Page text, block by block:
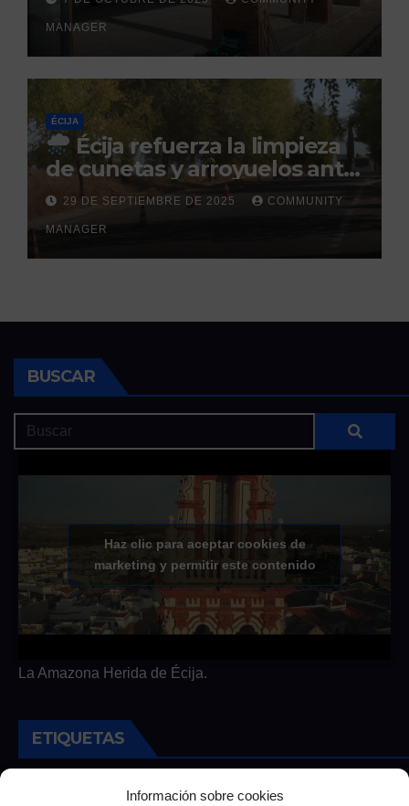
Información sobre cookies
prevista para finales de 2025
MANAGER
ÉCIJA
Écija refuerza la limpieza
de cunetas y arroyuelos ante
la llegada de las lluvias
otoñales
29 DE SEPTIEMBRE DE 2025 COMMUNITY
MANAGER
BUSCAR
Haz clic para aceptar cookies de
marketing y permitir este contenido
La Amazona Herida de Écija.
ETIQUETAS
Andalucía Cultura Deportes